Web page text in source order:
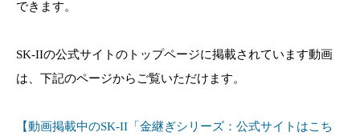
できます。
SK-IIの公式サイトのトップページに掲載されています動画
は、下記のページからご覧いただけます。
【動画掲載中のSK-II「金継ぎシリーズ：公式サイトはこち